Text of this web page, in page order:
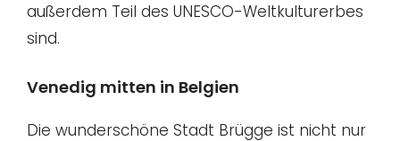
außerdem Teil des UNESCO-Weltkulturerbes
sind.
Venedig mitten in Belgien
Die wunderschöne Stadt Brügge ist nicht nur